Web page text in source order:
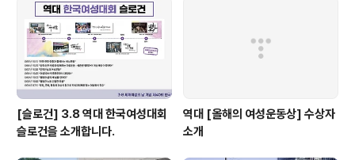
[슬로건] 3.8 역대 한국여성대회
슬로건을 소개합니다.
역대 [올해의 여성운동상] 수상자
소개